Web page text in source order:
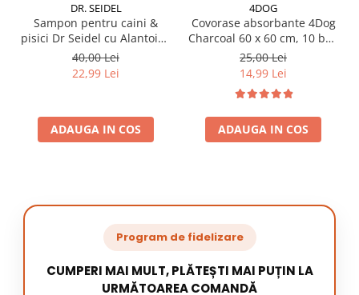
DR. SEIDEL
Sampon pentru caini &
pisici Dr Seidel cu Alantoina
220 ml
40,00 Lei
22,99 Lei
ADAUGA IN COS
4DOG
Covorase absorbante 4Dog
Charcoal 60 x 60 cm, 10 buc
/ pachet
25,00 Lei
14,99 Lei
ADAUGA IN COS
Program de fidelizare
CUMPERI MAI MULT, PLĂTEȘTI MAI PUȚIN LA
URMĂTOAREA COMANDĂ